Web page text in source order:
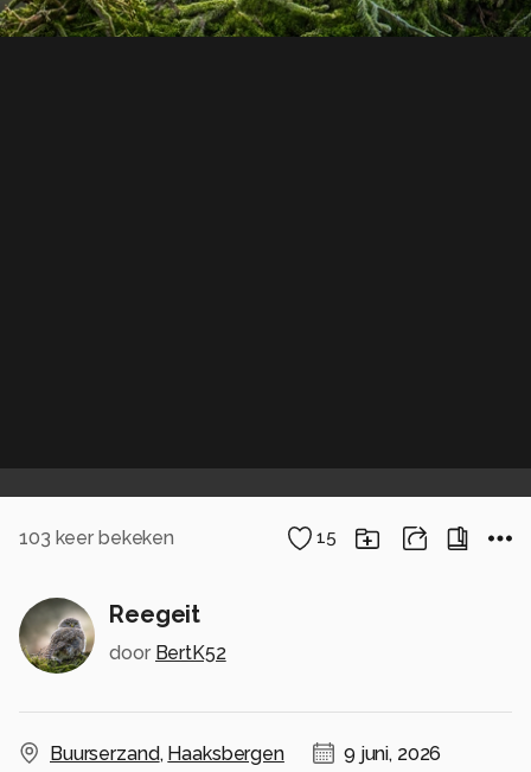
103 keer bekeken 15
Reegeit
door BertK52
Buurserzand, Haaksbergen 9 juni, 2026